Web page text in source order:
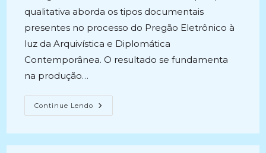
qualitativa aborda os tipos documentais
presentes no processo do Pregão Eletrônico à
luz da Arquivística e Diplomática
Contemporânea. O resultado se fundamenta
na produção…
Continue Lendo TIPOS
DOCUMENTAIS
Estudo